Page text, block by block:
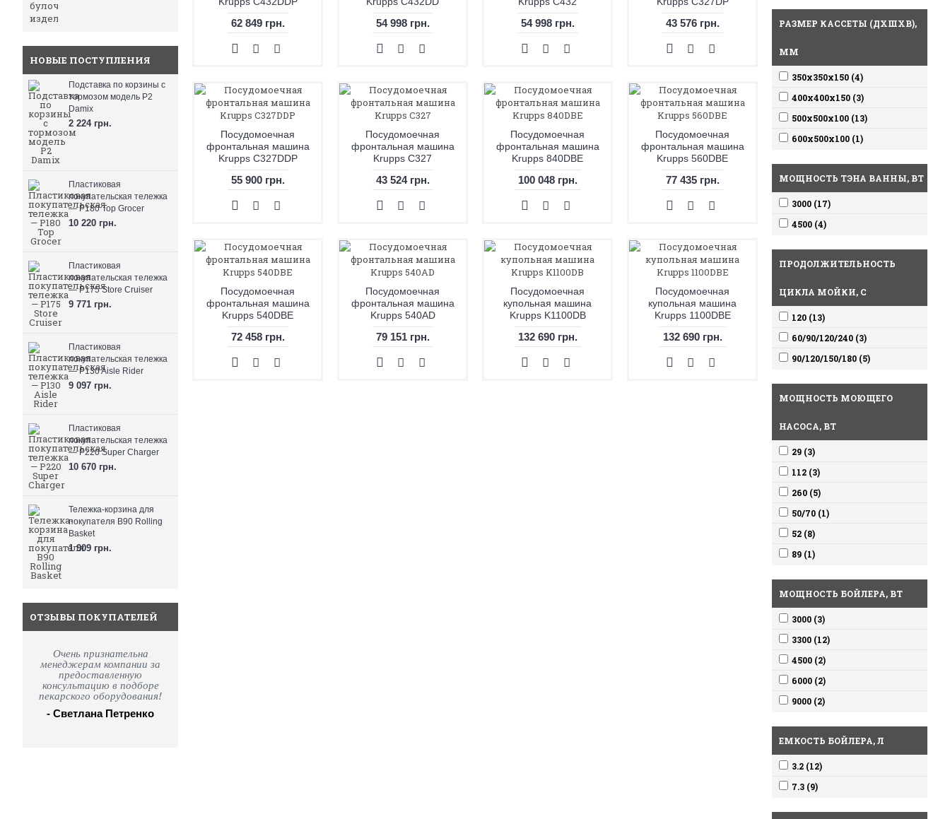
НОВЫЕ ПОСТУПЛЕНИЯ
Подставка по корзины с
тормозом модель P2
Damix
2 224 грн.
Пластиковая
покупательская тележка
— P180 Top Grocer
10 220 грн.
Пластиковая
покупательская тележка
— P175 Store Cruiser
9 771 грн.
Пластиковая
покупательская тележка
— P130 Aisle Rider
9 097 грн.
Пластиковая
покупательская тележка
— P220 Super Charger
10 670 грн.
Тележка-корзина для
покупателя B90 Rolling
Basket
1 909 грн.
ОТЗЫВЫ ПОКУПАТЕЛЕЙ
Очень признательна
менеджерам компании за
предоставленную
консультацию в подборе
пекарского оборудования!
- Светлана Петренко
РАЗМЕР КАССЕТЫ (ДХШХВ),
ММ
350х350х150 (4)
400х400х150 (3)
500x500x100 (13)
600x500x100 (1)
МОЩНОСТЬ ТЭНА ВАННЫ, ВТ
3000 (17)
4500 (4)
ПРОДОЛЖИТЕЛЬНОСТЬ
ЦИКЛА МОЙКИ, С
120 (13)
60/90/120/240 (3)
90/120/150/180 (5)
МОЩНОСТЬ МОЮЩЕГО
НАСОСА, ВТ
29 (3)
112 (3)
260 (5)
50/70 (1)
52 (8)
89 (1)
МОЩНОСТЬ БОЙЛЕРА, ВТ
3000 (3)
3300 (12)
4500 (2)
6000 (2)
9000 (2)
ЕМКОСТЬ БОЙЛЕРА, Л
3.2 (12)
7.3 (9)
62 849 грн. 54 998 грн. 54 998 грн. 43 576 грн.
Посудомоечная
фронтальная машина
Krupps C327DDP
55 900 грн.
Посудомоечная
фронтальная машина
Krupps C327
43 524 грн.
Посудомоечная
фронтальная машина
Krupps 840DBE
100 048 грн.
Посудомоечная
фронтальная машина
Krupps 560DBE
77 435 грн.
Посудомоечная
фронтальная машина
Krupps 540DBE
72 458 грн.
Посудомоечная
фронтальная машина
Krupps 540AD
79 151 грн.
Посудомоечная
купольная машина
Krupps K1100DB
132 690 грн.
Посудомоечная
купольная машина
Krupps 1100DBE
132 690 грн.